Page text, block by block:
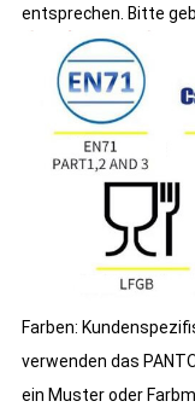
entsprechen. Bitte
Farben:
verwenden das
ein Muster oder